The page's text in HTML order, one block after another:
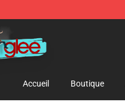
Shop
Accueil Boutique